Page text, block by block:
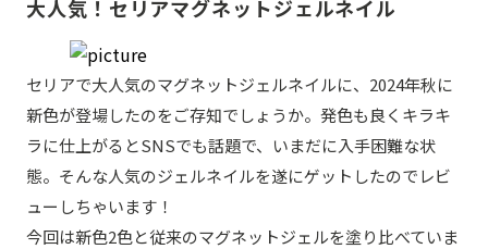
大人気！セリアマグネットジェルネイル
セリアで大人気のマグネットジェルネイルに、2024年秋に
新色が登場したのをご存知でしょうか。発色も良くキラキ
ラに仕上がるとSNSでも話題で、いまだに入手困難な状
態。そんな人気のジェルネイルを遂にゲットしたのでレビ
ューしちゃいます！
今回は新色2色と従来のマグネットジェルを塗り比べていま